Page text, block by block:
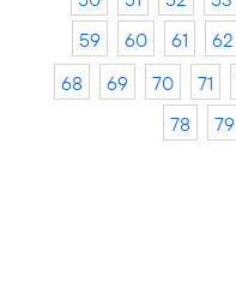
59
60 61 62
68
69 70 71
78
79